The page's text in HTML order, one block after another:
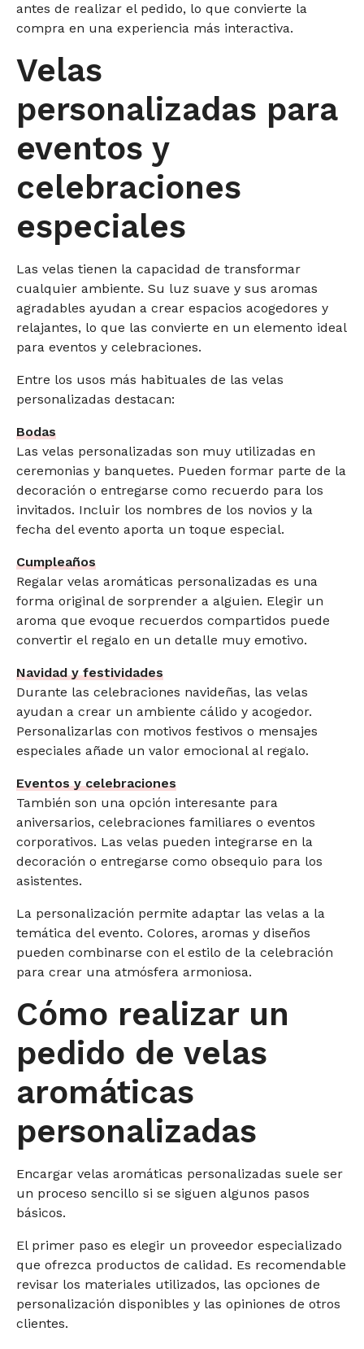
antes de realizar el pedido, lo que convierte la
compra en una experiencia más interactiva.
Velas
personalizadas para
eventos y
celebraciones
especiales
Las velas tienen la capacidad de transformar
cualquier ambiente. Su luz suave y sus aromas
agradables ayudan a crear espacios acogedores y
relajantes, lo que las convierte en un elemento ideal
para eventos y celebraciones.
Entre los usos más habituales de las velas
personalizadas destacan:
Bodas
Las velas personalizadas son muy utilizadas en
ceremonias y banquetes. Pueden formar parte de la
decoración o entregarse como recuerdo para los
invitados. Incluir los nombres de los novios y la
fecha del evento aporta un toque especial.
Cumpleaños
Regalar velas aromáticas personalizadas es una
forma original de sorprender a alguien. Elegir un
aroma que evoque recuerdos compartidos puede
convertir el regalo en un detalle muy emotivo.
Navidad y festividades
Durante las celebraciones navideñas, las velas
ayudan a crear un ambiente cálido y acogedor.
Personalizarlas con motivos festivos o mensajes
especiales añade un valor emocional al regalo.
Eventos y celebraciones
También son una opción interesante para
aniversarios, celebraciones familiares o eventos
corporativos. Las velas pueden integrarse en la
decoración o entregarse como obsequio para los
asistentes.
La personalización permite adaptar las velas a la
temática del evento. Colores, aromas y diseños
pueden combinarse con el estilo de la celebración
para crear una atmósfera armoniosa.
Cómo realizar un
pedido de velas
aromáticas
personalizadas
Encargar velas aromáticas personalizadas suele ser
un proceso sencillo si se siguen algunos pasos
básicos.
El primer paso es elegir un proveedor especializado
que ofrezca productos de calidad. Es recomendable
revisar los materiales utilizados, las opciones de
personalización disponibles y las opiniones de otros
clientes.